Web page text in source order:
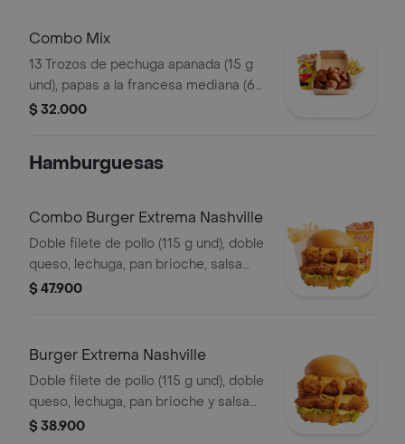
Combo Mix
13 Trozos de pechuga apanada (15 g
und), papas a la francesa mediana (60
g) y gaseosa (325 ml)
$ 32.000
Hamburguesas
Combo Burger Extrema Nashville
Doble filete de pollo (115 g und), doble
queso, lechuga, pan brioche, salsa
picante estilo Nashville, francesa
$ 47.900
Burger Extrema Nashville
Doble filete de pollo (115 g und), doble
queso, lechuga, pan brioche y salsa
picante estilo Nashville
$ 38.900